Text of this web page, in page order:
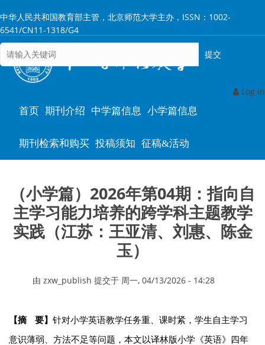
转
到
主
要
中华人民共和国教育部主管，北京师范大学主办，ISSN：1002-
6541/CN11-1318/G4
Log in
Main
navigation
首页 期刊介绍 中学篇信息 小学篇信息
期刊检索和购买 投稿须知 征稿&活动
（小学篇）2026年第04期：指向自
主学习能力培养的跨学科主题教学
实践（江苏：王亚清、刘惠、陈金
玉）
由 zxw_publish 提交于 周一, 04/13/2026 - 14:28
【摘 要】 针对小学英语教学任务重、课时紧，学生自主学习
意识薄弱、方法不足等问题，本文以译林版小学《英语》四年